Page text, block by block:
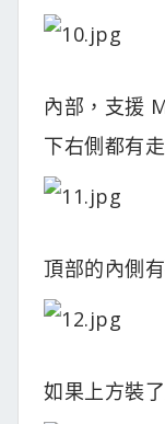
內部，支援
下右側都有
頂部的內側
如果上方裝